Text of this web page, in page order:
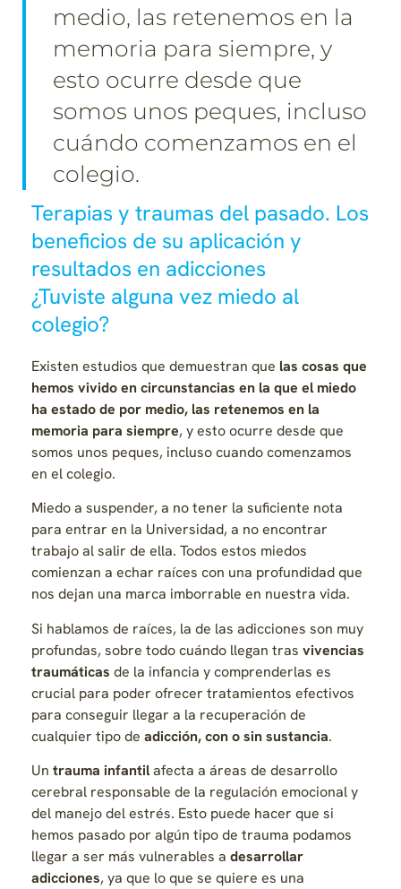
medio, las retenemos en la
memoria para siempre, y
esto ocurre desde que
somos unos peques, incluso
cuándo comenzamos en el
colegio.
Terapias y traumas del pasado. Los
beneficios de su aplicación y
resultados en adicciones
¿Tuviste alguna vez miedo al
colegio?
Existen estudios que demuestran que las cosas que
hemos vivido en circunstancias en la que el miedo
ha estado de por medio, las retenemos en la
memoria para siempre, y esto ocurre desde que
somos unos peques, incluso cuando comenzamos
en el colegio.
Miedo a suspender, a no tener la suficiente nota
para entrar en la Universidad, a no encontrar
trabajo al salir de ella. Todos estos miedos
comienzan a echar raíces con una profundidad que
nos dejan una marca imborrable en nuestra vida.
Si hablamos de raíces, la de las adicciones son muy
profundas, sobre todo cuándo llegan tras vivencias
traumáticas de la infancia y comprenderlas es
crucial para poder ofrecer tratamientos efectivos
para conseguir llegar a la recuperación de
cualquier tipo de adicción, con o sin sustancia.
Un trauma infantilafecta a áreas de desarrollo
cerebral responsable de la regulación emocional y
del manejo del estrés. Esto puede hacer que si
hemos pasado por algún tipo de trauma podamos
llegar a ser más vulnerables a desarrollar
adicciones, ya que lo que se quiere es una